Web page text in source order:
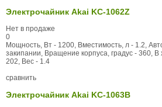
Электрочайник Akai KC-1062Z
Нет в продаже
0
Мощность, Вт - 1200, Вместимость, л - 1.2,
закипании, Вращение корпуса, градус - 360,
202, Вес - 1.4
сравнить
Электрочайник Akai KC-1063B